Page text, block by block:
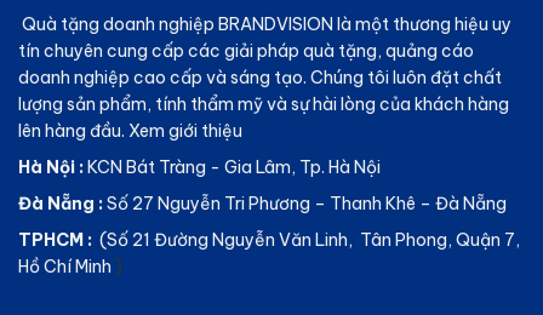
Quà tặng doanh nghiệp BRANDVISION là một thương hiệu uy
tín chuyên cung cấp các giải pháp quà tặng, quảng cáo
doanh nghiệp cao cấp và sáng tạo. Chúng tôi luôn đặt chất
lượng sản phẩm, tính thẩm mỹ và sự hài lòng của khách hàng
lên hàng đầu. Xem giới thiệu
Hà Nội :KCN Bát Tràng - Gia Lâm, Tp. Hà Nội
Đà Nẵng :Số 27 Nguyễn Tri Phương – Thanh Khê – Đà Nẵng
TPHCM : (Số 21 Đường Nguyễn Văn Linh, Tân Phong, Quận 7,
Hồ Chí Minh )